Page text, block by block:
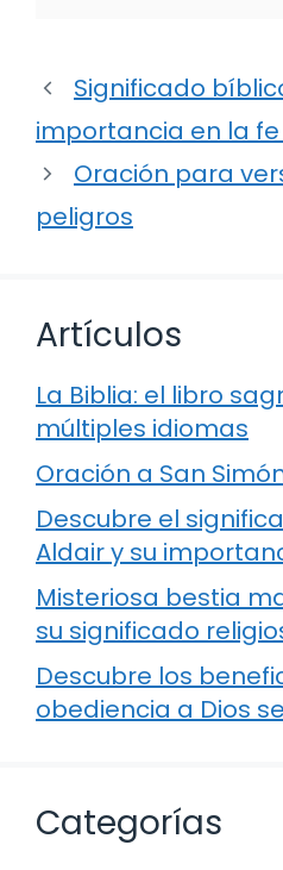
Significado
importancia en la
Oración para
peligros
Artículos
La Biblia: el libro
múltiples idiomas
Oración a San
Descubre el
Aldair y su
Misteriosa bestia
su significado
Descubre los
obediencia a Dios
Categorías